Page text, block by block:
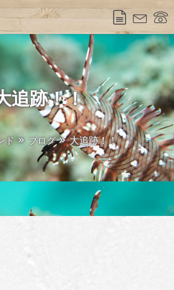
追跡！！
ド ブログ 大追跡！！